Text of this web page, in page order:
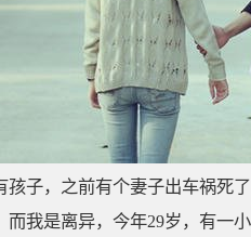
孩子，之前有个妻子出车祸死
我是离异，今年29岁，有一